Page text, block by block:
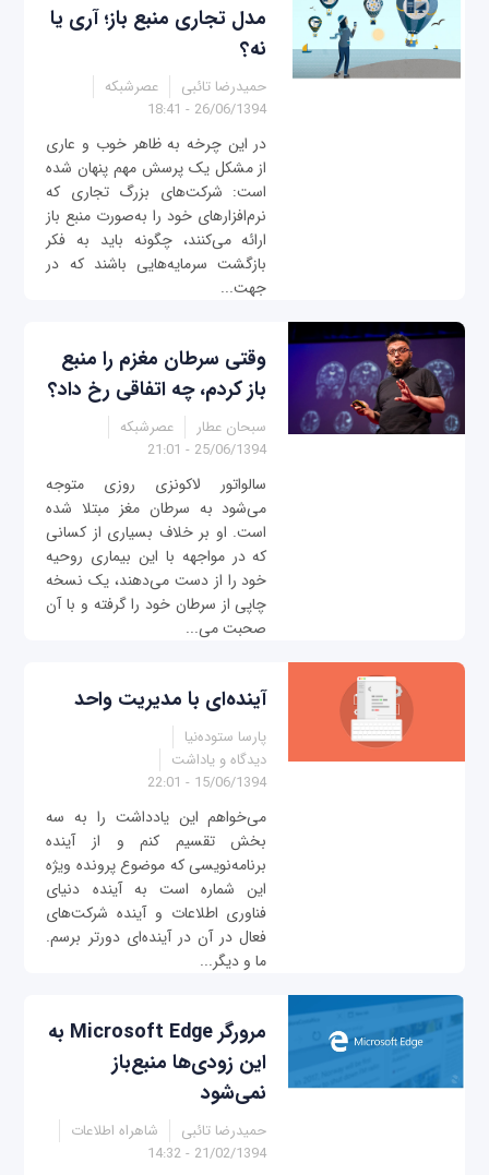
مدل تجاری منبع باز؛ آری یا
نه؟
حمیدرضا تائبی
عصرشبکه
26/06/1394 - 18:41
در این چرخه به‌ ظاهر خوب و عاری
از مشکل یک پرسش مهم پنهان شده
است: شرکت‌های بزرگ تجاری که
نرم‌افزارهای خود را به‌صورت منبع ‌باز
ارائه می‌کنند، چگونه باید به فکر
بازگشت سرمایه‌هایی باشند که در
جهت...
وقتی سرطان مغزم را منبع‌
باز کردم، چه اتفاقی رخ داد؟
سبحان عطار
عصرشبکه
25/06/1394 - 21:01
سالواتور لاکونزی روزی متوجه
می‌شود به سرطان مغز مبتلا شده
است. او بر خلاف بسیاری از کسانی
که در مواجهه با این بیماری روحیه
خود را از دست می‌دهند، یک نسخه
چاپی از سرطان خود را گرفته و با آن
صحبت می‌...
آینده‌ای با مدیریت واحد
پارسا ستوده‌نیا
دیدگاه و یاداشت
15/06/1394 - 22:01
می‌خواهم این یادداشت را به سه
بخش تقسیم کنم و از آینده
برنامه‌نویسی که موضوع پرونده ویژه
این شماره است به آینده دنیای
فناوری اطلاعات و آینده شرکت‌های
فعال در آن در آینده‌ای دورتر برسم.
ما و دیگر...
مرورگر Microsoft Edge به
این زودی‌ها منبع‌باز
نمی‌شود
حمیدرضا تائبی
شاهراه اطلاعات
21/02/1394 - 14:32